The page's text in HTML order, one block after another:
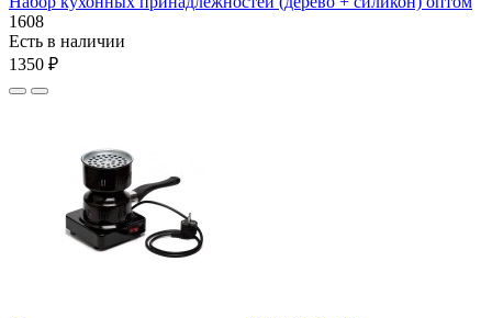
1608
Есть в наличии
1350 ₽